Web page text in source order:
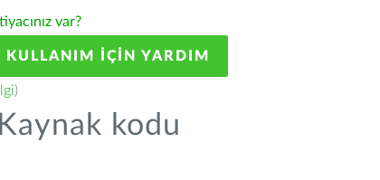
var?
KULLANIM IÇIN YARDIM
)
kodu